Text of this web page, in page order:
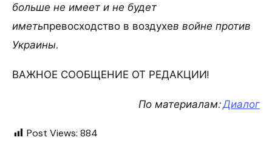
больше не имеет и не будет
иметьпревосходство в воздухев войне против
Украины.
ВАЖНОЕ СООБЩЕНИЕ ОТ РЕДАКЦИИ!
По материалам:Диалог
Post Views: 884